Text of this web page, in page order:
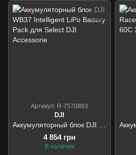
Артикул: R-7570883
DJI
4 854 грн
В наличии